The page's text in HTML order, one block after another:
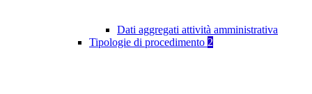
Dati aggregati attività amministrativa
Tipologie di procedimento 2